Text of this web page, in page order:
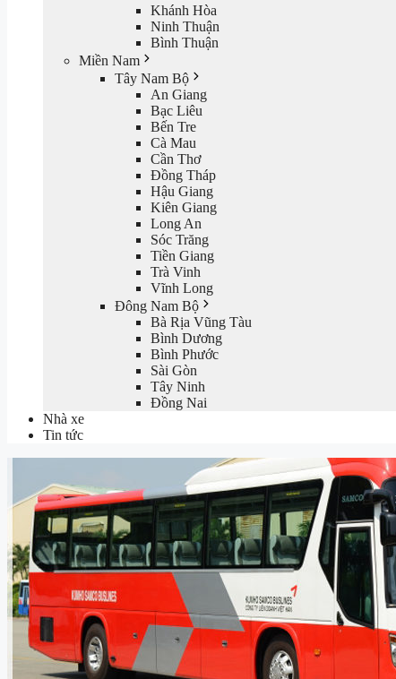
Khánh Hòa
Ninh Thuận
Bình Thuận
Miền Nam
Tây Nam Bộ
An Giang
Bạc Liêu
Bến Tre
Cà Mau
Cần Thơ
Đồng Tháp
Hậu Giang
Kiên Giang
Long An
Sóc Trăng
Tiền Giang
Trà Vinh
Vĩnh Long
Đông Nam Bộ
Bà Rịa Vũng Tàu
Bình Dương
Bình Phước
Sài Gòn
Tây Ninh
Đồng Nai
Nhà xe
Tin tức